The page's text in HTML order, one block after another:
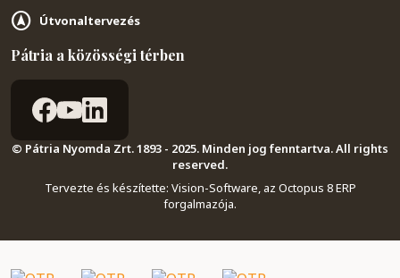
Útvonaltervezés
Pátria a közösségi térben
© Pátria Nyomda Zrt. 1893 - 2025. Minden jog fenntartva. All rights
reserved.
Tervezte és készítette: Vision-Software, az Octopus 8 ERP
forgalmazója.